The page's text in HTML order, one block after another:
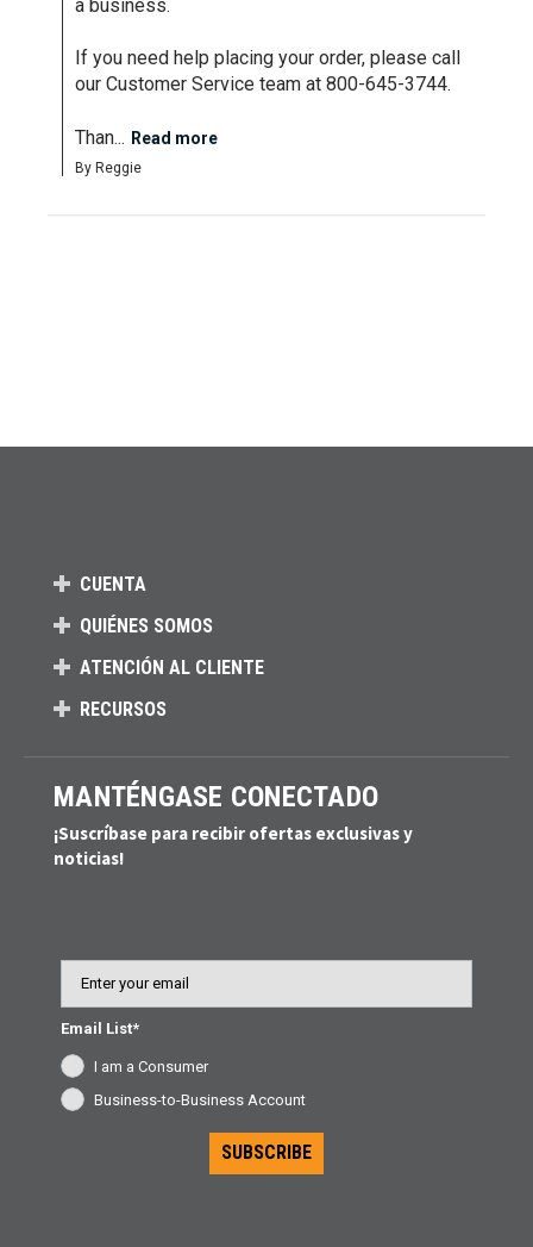
a business.
If you need help placing your order, please call
our Customer Service team at 800-645-3744.
Than... Read more
By Reggie
CUENTA
QUIÉNES SOMOS
ATENCIÓN AL CLIENTE
RECURSOS
MANTÉNGASE CONECTADO
¡Suscríbase para recibir ofertas exclusivas y
noticias!
Email List*
I am a Consumer
Business-to-Business Account
SUBSCRIBE